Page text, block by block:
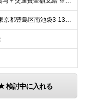
東京本社 ≪東京本社≫ 東京都豊島区南池袋3-13-8 ホウエイビル9F ★経験者はフルリモート/リモート可 ★通院による早出や遅出にも柔軟に対応 ★池袋駅より徒歩5分の好アクセス ★未経験の方は
検討中に入れる